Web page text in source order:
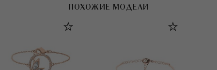
ПОХОЖИЕ МОДЕЛИ